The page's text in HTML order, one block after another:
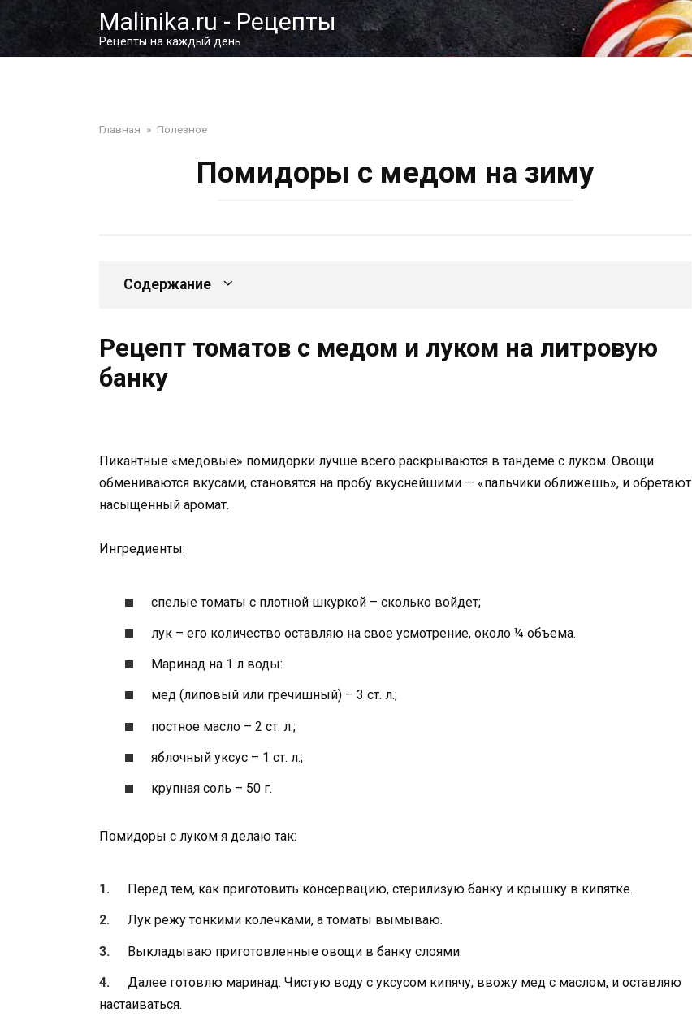
Malinika.ru - Рецепты
Рецепты на каждый день
Главная » Полезное
Помидоры с медом на зиму
Содержание
Рецепт томатов с медом и луком на литровую
банку
Пикантные «медовые» помидорки лучше всего раскрываются в тандеме с луком. Овощи
обмениваются вкусами, становятся на пробу вкуснейшими — «пальчики оближешь», и обретают
насыщенный аромат.
Ингредиенты:
спелые томаты с плотной шкуркой – сколько войдет;
лук – его количество оставляю на свое усмотрение, около ¼ объема.
Маринад на 1 л воды:
мед (липовый или гречишный) – 3 ст. л.;
постное масло – 2 ст. л.;
яблочный уксус – 1 ст. л.;
крупная соль – 50 г.
Помидоры с луком я делаю так:
Перед тем, как приготовить консервацию, стерилизую банку и крышку в кипятке.
Лук режу тонкими колечками, а томаты вымываю.
Выкладываю приготовленные овощи в банку слоями.
Далее готовлю маринад. Чистую воду с уксусом кипячу, ввожу мед с маслом, и оставляю
настаиваться.